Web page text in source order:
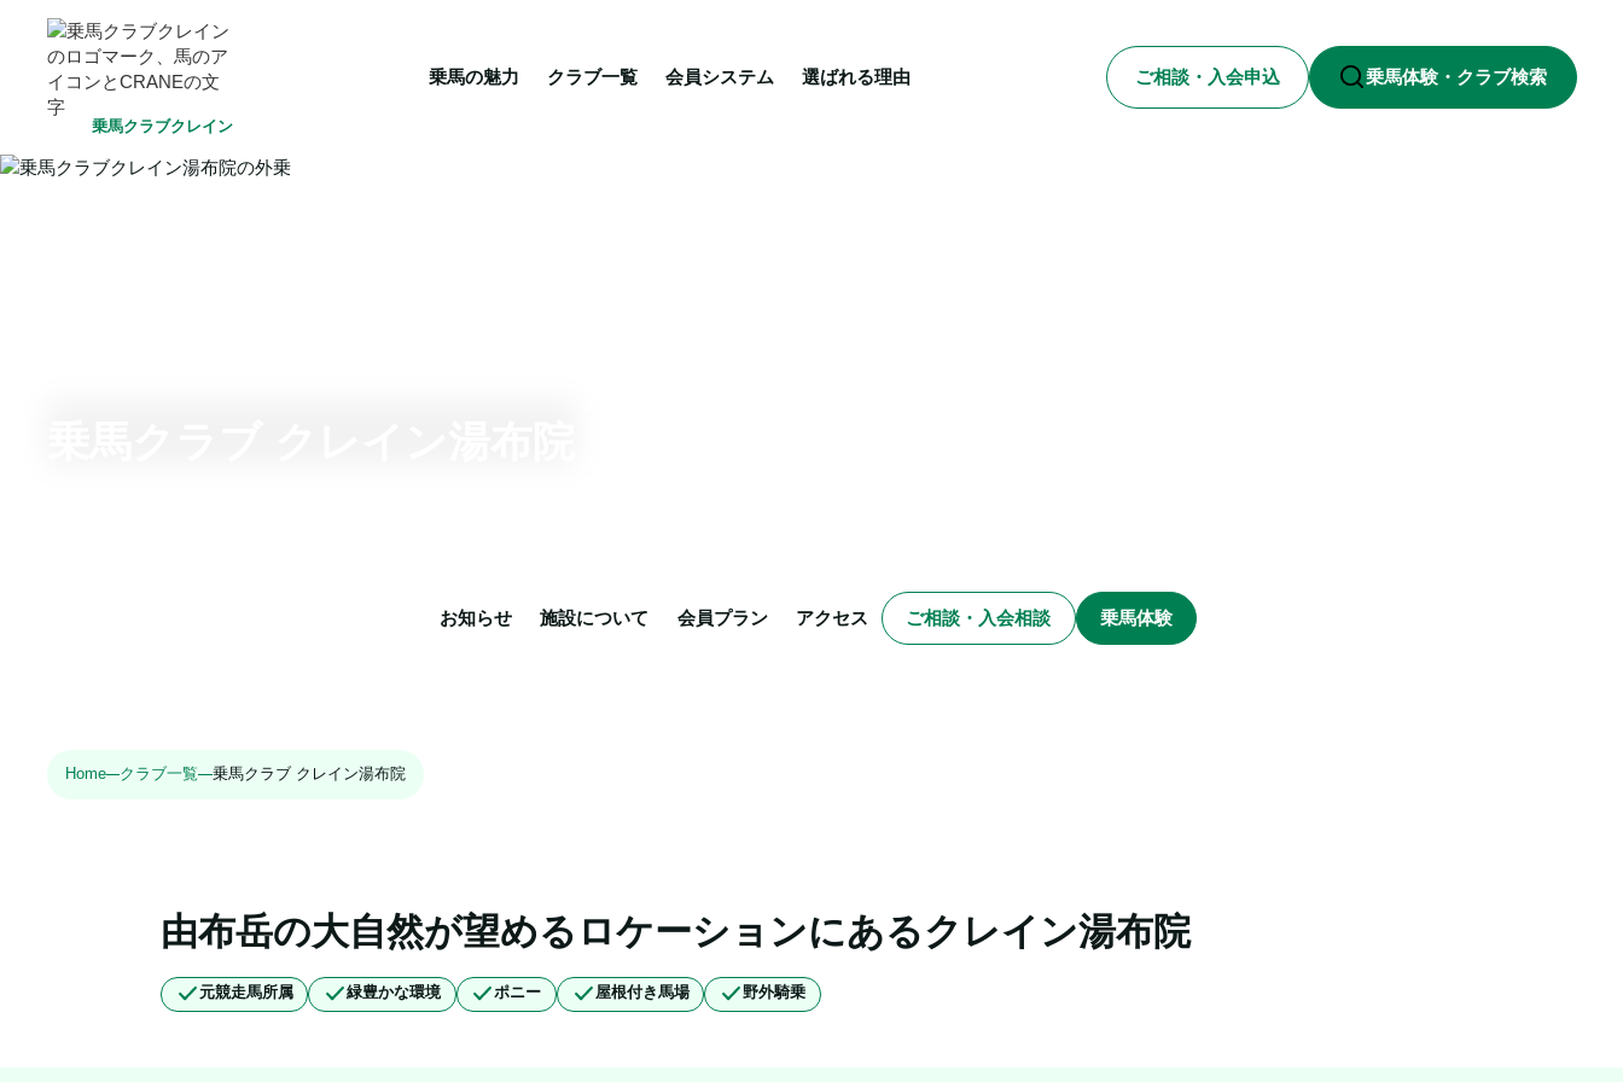
乗馬クラブクレイン
乗馬の魅力 クラブ一覧 会員システム 選ばれる理由 ご相談・入会申込 乗馬体験・クラブ検索
HOME 乗馬の魅力 クラブ一覧
お知らせ 施設について 会員プラン アクセス ご相談・入会相談 乗馬体験
Home クラブ一覧 乗馬クラブ クレイン湯布院
由布岳の大自然が望めるロケーションにあるクレイン湯布院
元競走馬所属 緑豊かな環境 ポニー 屋根付き馬場 野外騎乗